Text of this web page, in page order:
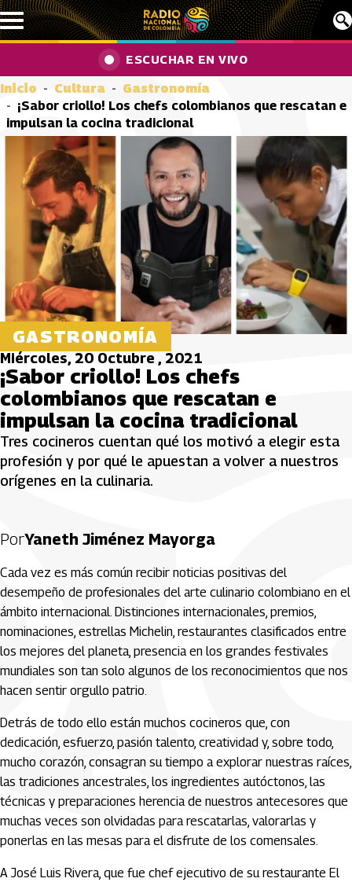
Pasar al contenido principal
ESCUCHAR EN VIVO
Inicio Cultura
Gastronomía
¡Sabor criollo! Los chefs colombianos que rescatan e
impulsan la cocina tradicional
GASTRONOMÍA
Miércoles, 20 Octubre , 2021
¡Sabor criollo! Los chefs
colombianos que rescatan e
impulsan la cocina tradicional
Tres cocineros cuentan qué los motivó a elegir esta
profesión y por qué le apuestan a volver a nuestros
orígenes en la culinaria.
PorYaneth Jiménez Mayorga
Cada vez es más común recibir noticias positivas del
desempeño de profesionales del arte culinario colombiano en el
ámbito internacional. Distinciones internacionales, premios,
nominaciones, estrellas Michelin, restaurantes clasificados entre
los mejores del planeta, presencia en los grandes festivales
mundiales son tan solo algunos de los reconocimientos que nos
hacen sentir orgullo patrio.
Detrás de todo ello están muchos cocineros que, con
dedicación, esfuerzo, pasión talento, creatividad y, sobre todo,
mucho corazón, consagran su tiempo a explorar nuestras raíces,
las tradiciones ancestrales, los ingredientes autóctonos, las
técnicas y preparaciones herencia de nuestros antecesores que
muchas veces son olvidadas para rescatarlas, valorarlas y
ponerlas en las mesas para el disfrute de los comensales.
A José Luis Rivera, que fue chef ejecutivo de su restaurante El